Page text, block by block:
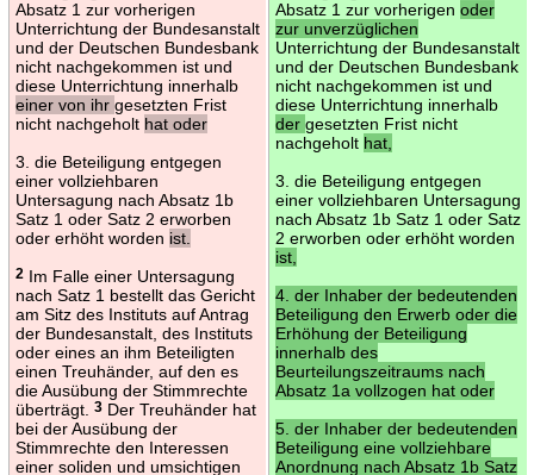
Absatz 1 zur vorherigen
Unterrichtung der Bundesanstalt
und der Deutschen Bundesbank
nicht nachgekommen ist und
diese Unterrichtung innerhalb
einer von ihr gesetzten Frist
nicht nachgeholt hat oder
3. die Beteiligung entgegen
einer vollziehbaren
Untersagung nach Absatz 1b
Satz 1 oder Satz 2 erworben
oder erhöht worden ist.
2Im Falle einer Untersagung
nach Satz 1 bestellt das Gericht
am Sitz des Instituts auf Antrag
der Bundesanstalt, des Instituts
oder eines an ihm Beteiligten
einen Treuhänder, auf den es
die Ausübung der Stimmrechte
überträgt.
3Der Treuhänder hat
bei der Ausübung der
Stimmrechte den Interessen
einer soliden und umsichtigen
Absatz 1 zur vorherigen oder
zur unverzüglichen
Unterrichtung der Bundesanstalt
und der Deutschen Bundesbank
nicht nachgekommen ist und
diese Unterrichtung innerhalb
der gesetzten Frist nicht
nachgeholt hat,
3. die Beteiligung entgegen
einer vollziehbaren Untersagung
nach Absatz 1b Satz 1 oder Satz
2 erworben oder erhöht worden
ist,
4. der Inhaber der bedeutenden
Beteiligung den Erwerb oder die
Erhöhung der Beteiligung
innerhalb des
Beurteilungszeitraums nach
Absatz 1a vollzogen hat oder
5. der Inhaber der bedeutenden
Beteiligung eine vollziehbare
Anordnung nach Absatz 1b Satz